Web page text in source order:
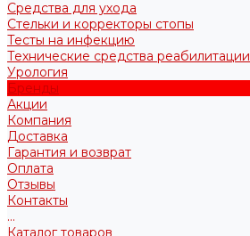
Средства для ухода
Стельки и корректоры стопы
Тесты на инфекцию
Технические средства реабилитации
Урология
Бренды
Акции
Компания
Доставка
Гарантия и возврат
Оплата
Отзывы
Контакты
...
Каталог товаров